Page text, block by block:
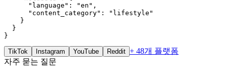
      "language": "en",
      "content_category": "lifestyle"
    }
  }
}
TikTok Instagram YouTube Reddit + 48개 플랫폼
자주 묻는 질문